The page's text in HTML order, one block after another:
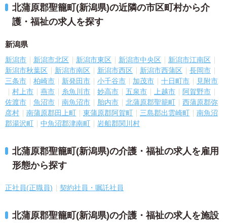
北蒲原郡聖籠町(新潟県)の近隣の市区町村から介
護・福祉の求人を探す
新潟県
新潟市 新潟市北区 新潟市東区 新潟市中央区
新潟市江南区
新潟市秋葉区
新潟市南区 新潟市西区 新潟市西蒲区
長岡市
三条市
柏崎市 新発田市 小千谷市 加茂市 十日町市
見附市
村上市
燕市 糸魚川市 妙高市 五泉市 上越市
阿賀野市
佐渡市
魚沼市 南魚沼市 胎内市 北蒲原郡聖籠町
西蒲原郡弥
彦村
南蒲原郡田上町 東蒲原郡阿賀町 三島郡出雲崎町
南魚沼
郡湯沢町
中魚沼郡津南町 岩船郡関川村
北蒲原郡聖籠町(新潟県)の介護・福祉の求人を雇用
形態から探す
正社員(正職員) 契約社員・嘱託社員
北蒲原郡聖籠町(新潟県)の介護・福祉の求人を施設